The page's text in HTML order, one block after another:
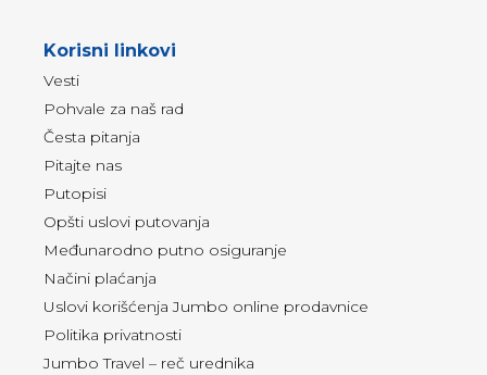
Korisni linkovi
Vesti
Pohvale za naš rad
Česta pitanja
Pitajte nas
Putopisi
Opšti uslovi putovanja
Međunarodno putno osiguranje
Načini plaćanja
Uslovi korišćenja Jumbo online prodavnice
Politika privatnosti
Jumbo Travel – reč urednika